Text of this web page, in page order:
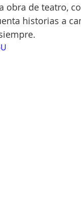
obra de teatro,
historias a